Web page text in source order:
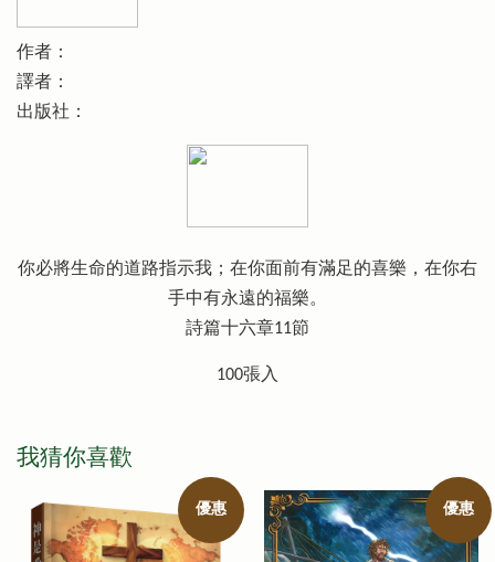
作者：
譯者：
出版社：
你必將生命的道路指示我；在你面前有滿足的喜樂，在你右
手中有永遠的福樂。
詩篇十六章11節
100張入
我猜你喜歡
優惠 優惠